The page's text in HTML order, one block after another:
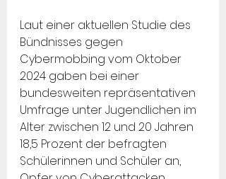
Laut einer aktuellen Studie des
Bündnisses gegen
Cybermobbing vom Oktober
2024 gaben bei einer
bundesweiten repräsentativen
Umfrage unter Jugendlichen im
Alter zwischen 12 und 20 Jahren
18,5 Prozent der befragten
Schülerinnen und Schüler an,